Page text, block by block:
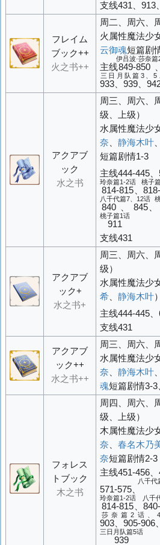
支线431、913
フレイム
ブック++
火之书++
周二、周六、
火属性魔法少
云御魂短篇剧
主线849-850
伊吕波·莎奈
933、939、
三日月队篇3、5
アクアブ
ック
水之书
周三、周六、
级、上级）
水属性魔法少
奈、 静海木叶、
短篇剧情1-3
主线444-445、
814-815
玲奈篇1-2话
、
桃子
840、845
八千代篇7、12话
、
911
桃子篇1话
支线431
アクアブ
ック+
水之书+
周三、周六、
级）
水属性魔法少
希、 静海木叶
主线444-445、
支线431
アクアブ
ック++
水之书++
周三、周六、
水属性魔法少
奈、 静海木叶、
魂短篇剧情3-3
フォレス
トブック
木之书
周四、周六、
级、上级）
木属性魔法少
奈、 春名木乃
奈短篇剧情2-3
主线451-456、
571-575、
八千代
814-815
玲奈篇1-2话
、
八千
903、905-906
莎奈篇2话、
939
三日月队篇5话